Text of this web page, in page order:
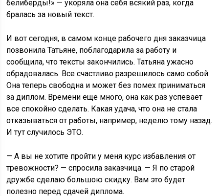
белиберды!» — укоряла она себя всякий раз, когда
бралась за новый текст.
И вот сегодня, в самом конце рабочего дня заказчица
позвонила Татьяне, поблагодарила за работу и
сообщила, что тексты закончились. Татьяна ужасно
обрадовалась. Все счастливо разрешилось само собой.
Она теперь свободна и может без помех приниматься
за диплом. Времени еще много, она как раз успевает
все спокойно сделать. Какая удача, что она не стала
отказываться от работы, например, неделю тому назад.
И тут случилось ЭТО.
— А вы не хотите пройти у меня курс избавления от
тревожности? — спросила заказчица. — Я по старой
дружбе сделаю большою скидку. Вам это будет
полезно перед сдачей диплома.